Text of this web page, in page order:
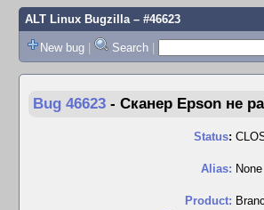
ALT Linux Bugzilla– #46623
New bug | Search |
Bug 46623 - Сканер Epson не
Status:
Alias: None
Product: